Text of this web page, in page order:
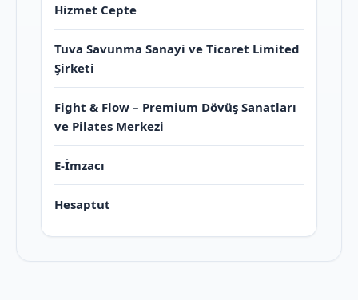
Hizmet Cepte
Tuva Savunma Sanayi ve Ticaret Limited
Şirketi
Fight & Flow – Premium Dövüş Sanatları
ve Pilates Merkezi
E-İmzacı
Hesaptut